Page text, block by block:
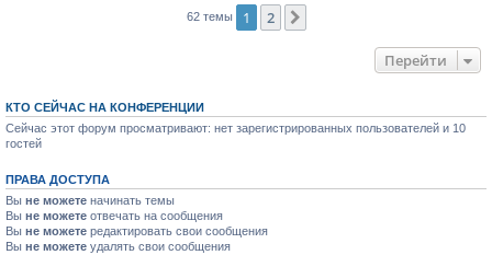
62 темы 1 2
Перейти
КТО СЕЙЧАС НА КОНФЕРЕНЦИИ
Сейчас этот форум просматривают: нет зарегистрированных пользователей и 10
гостей
ПРАВА ДОСТУПА
Вы не можете начинать темы
Вы не можете отвечать на сообщения
Вы не можете редактировать свои сообщения
Вы не можете удалять свои сообщения